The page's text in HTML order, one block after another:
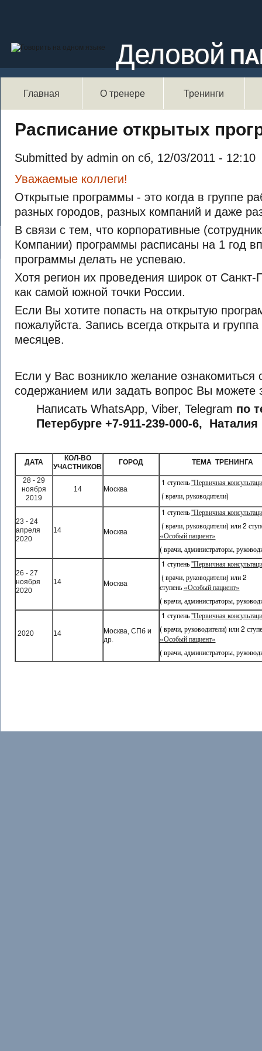
Деловой
Главная О тренере Тренинги
Расписание открытых
Submitted by admin on сб, 12/03/2011 - 12:10
Уважаемые коллеги!
Открытые программы - это когда в группе
разных городов, разных компаний и даже
В связи с тем, что корпоративные
Компании) программы расписаны на 1 год
программы делать не успеваю.
Хотя регион их проведения широк от Санкт-
как самой южной точки России.
Если Вы хотите попасть на открытую
пожалуйста. Запись всегда открыта и
месяцев.
Если у Вас возникло желание
содержанием или задать вопрос Вы можете
Написать WhatsApp, Viber, Telegram по
Петербурге +7-911-239-000-6,
ДАТА
Trustworthy Lenders Through
КОЛ-ВО
УЧАСТНИКОВ
ГОРОД ТЕМА ТРЕНИНГА
28 - 29
ноября
2019
14 Москва
1 ступень"Первичная
( врачи, руководители)
23 - 24
апреля
2020
14 Москва
1 ступень"Первичная
( врачи, руководители) или2
«Особый пациент»
( врачи, администраторы,
26 - 27
ноября
2020
14 Москва
1 ступень"Первичная
( врачи, руководители) или2
ступень «Особый пациент»
( врачи, администраторы,
2020 14
Москва, СПб и
др.
1 ступень"Первичная
( врачи, руководители) или2
«Особый пациент»
( врачи, администраторы,